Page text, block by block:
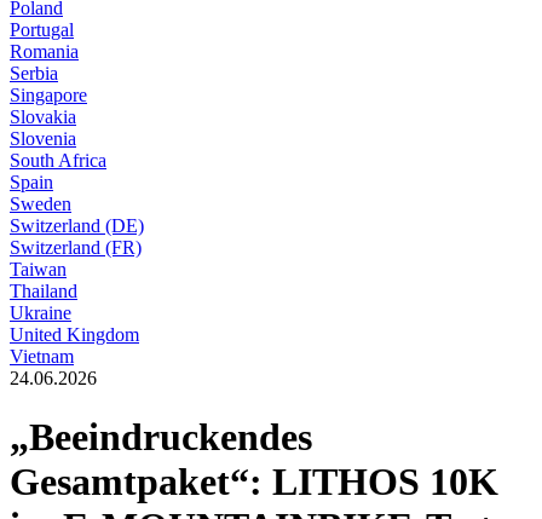
Poland
Portugal
Romania
Serbia
Singapore
Slovakia
Slovenia
South Africa
Spain
Sweden
Switzerland (DE)
Switzerland (FR)
Taiwan
Thailand
Ukraine
United Kingdom
Vietnam
24.06.2026
„Beeindruckendes
Gesamtpaket“: LITHOS 10K